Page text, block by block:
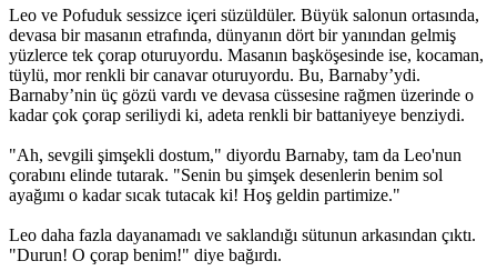
Leo ve Pofuduk sessizce içeri süzüldüler. Büyük salonun ortasında,
devasa bir masanın etrafında, dünyanın dört bir yanından gelmiş
yüzlerce tek çorap oturuyordu. Masanın başköşesinde ise, kocaman,
tüylü, mor renkli bir canavar oturuyordu. Bu, Barnaby’ydi.
Barnaby’nin üç gözü vardı ve devasa cüssesine rağmen üzerinde o
kadar çok çorap seriliydi ki, adeta renkli bir battaniyeye benziydi.
"Ah, sevgili şimşekli dostum," diyordu Barnaby, tam da Leo'nun
çorabını elinde tutarak. "Senin bu şimşek desenlerin benim sol
ayağımı o kadar sıcak tutacak ki! Hoş geldin partimize."
Leo daha fazla dayanamadı ve saklandığı sütunun arkasından çıktı.
"Durun! O çorap benim!" diye bağırdı.